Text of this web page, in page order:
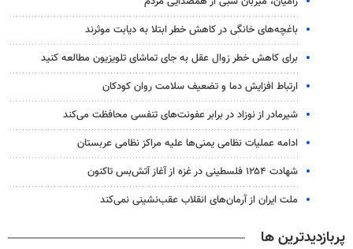
باغچه‌های خانگی در کاهش خطر ابتلا به دیابت موثرند
برای کاهش خطر زوال عقل به جای تماشای تلویزیون مطالعه کنید
ارتباط افزایش دما و تضعیف سلامت روان کودکان
شیرمادر از نوزاد در برابر عفونت‌های تنفسی محافظت می‌کند
ادامه عملیات نظامی یمنی‌ها علیه مراکز نظامی عربستان
شهادت ۱۲۵۴ فلسطینی در غزه از آغاز آتش‌بس تاکنون
ملت ایران از آرمان‌های انقلاب عقب‌نشینی نمی‌کند
پربازدیدترین ها